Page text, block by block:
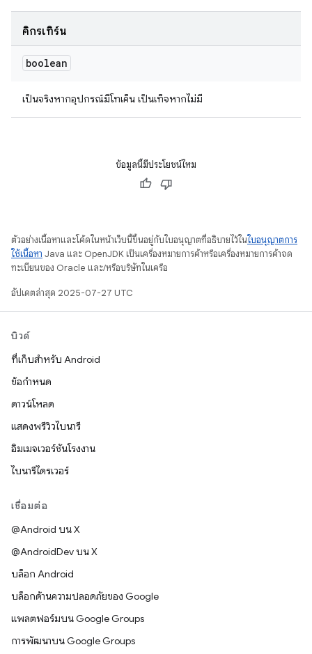
คิกรีเทิร์น
boolean
เป็นจริงหากอุปกรณ์มีโทเค็น เป็นเท็จหากไม่มี
ข้อมูลนี้มีประโยชน์ไหม
ตัวอย่างเนื้อหาและโค้ดในหน้าเว็บนี้ขึ้นอยู่กับใบอนุญาตที่อธิบายไว้ในใบอนุญาตการ
ใช้เนื้อหา Java และ OpenJDK เป็นเครื่องหมายการค้าหรือเครื่องหมายการค้าจด
ทะเบียนของ Oracle และ/หรือบริษัทในเครือ
อัปเดตล่าสุด 2025-07-27 UTC
บิวด์
ที่เก็บสำหรับ Android
ข้อกำหนด
ดาวน์โหลด
แสดงพรีวิวไบนารี
อิมเมจเวอร์ชันโรงงาน
ไบนารีไดรเวอร์
เชื่อมต่อ
@Android บน X
@AndroidDev บน X
บล็อก Android
บล็อกด้านความปลอดภัยของ Google
แพลตฟอร์มบน Google Groups
การพัฒนาบน Google Groups